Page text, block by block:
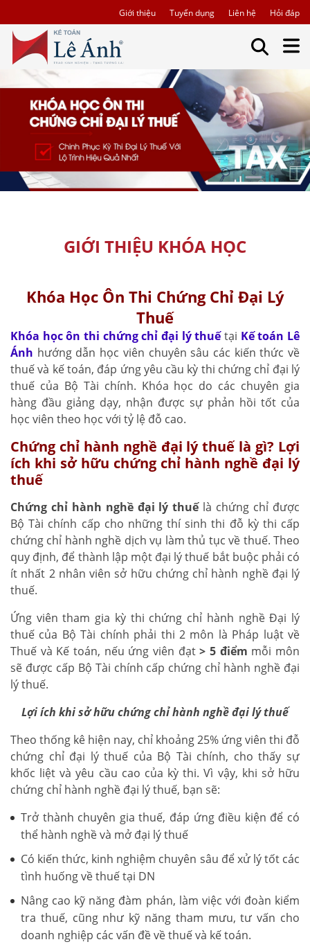
Giới thiệu Tuyển dụng Liên hệ Hỏi đáp
GIỚI THIỆU KHÓA HỌC
Khóa Học Ôn Thi Chứng Chỉ Đại Lý
Thuế
Khóa học ôn thi chứng chỉ đại lý thuếtại Kế toán Lê
Ánh hướng dẫn học viên chuyên sâu các kiến thức về
thuế và kế toán, đáp ứng yêu cầu kỳ thi chứng chỉ đại lý
thuế của Bộ Tài chính. Khóa học do các chuyên gia
hàng đầu giảng dạy, nhận được sự phản hồi tốt của
học viên theo học với tỷ lệ đỗ cao.
Chứng chỉ hành nghề đại lý thuế là gì? Lợi
ích khi sở hữu chứng chỉ hành nghề đại lý
thuế
Chứng chỉ hành nghề đại lý thuếlà chứng chỉ được
Bộ Tài chính cấp cho những thí sinh thi đỗ kỳ thi cấp
chứng chỉ hành nghề dịch vụ làm thủ tục về thuế. Theo
quy định, để thành lập một đại lý thuế bắt buộc phải có
ít nhất 2 nhân viên sở hữu chứng chỉ hành nghề đại lý
thuế.
Ứng viên tham gia kỳ thi chứng chỉ hành nghề Đại lý
thuế của Bộ Tài chính phải thi 2 môn là Pháp luật về
Thuế và Kế toán, nếu ứng viên đạt> 5 điểm mỗi môn
sẽ được cấp Bộ Tài chính cấp chứng chỉ hành nghề đại
lý thuế.
Lợi ích khi sở hữu chứng chỉ hành nghề đại lý thuế
Theo thống kê hiện nay, chỉ khoảng 25% ứng viên thi đỗ
chứng chỉ đại lý thuế của Bộ Tài chính, cho thấy sự
khốc liệt và yêu cầu cao của kỳ thi. Vì vậy, khi sở hữu
chứng chỉ hành nghề đại lý thuế, bạn sẽ:
Trở thành chuyên gia thuế, đáp ứng điều kiện để có
thể hành nghề và mở đại lý thuế
Có kiến thức, kinh nghiệm chuyên sâu để xử lý tốt các
tình huống về thuế tại DN
Nâng cao kỹ năng đàm phán, làm việc với đoàn kiểm
tra thuế, cũng như kỹ năng tham mưu, tư vấn cho
doanh nghiệp các vấn đề về thuế và kế toán.